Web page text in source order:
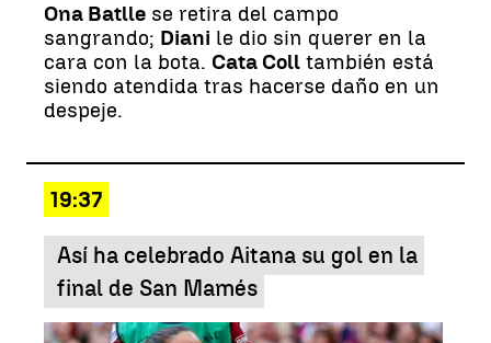
Ona Batlle se retira del campo
sangrando; Diani le dio sin querer en la
cara con la bota. Cata Coll también está
siendo atendida tras hacerse daño en un
despeje.
19:37
Así ha celebrado Aitana su gol en la
final de San Mamés